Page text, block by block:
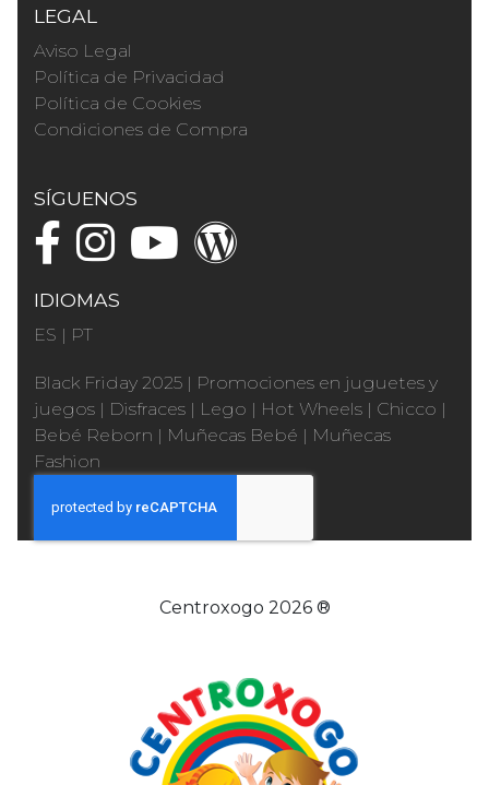
LEGAL
Aviso Legal
Política de Privacidad
Política de Cookies
Condiciones de Compra
SÍGUENOS
IDIOMAS
ES | PT
Black Friday 2025 | Promociones en juguetes y
juegos | Disfraces | Lego | Hot Wheels | Chicco |
Bebé Reborn | Muñecas Bebé | Muñecas
Fashion
Centroxogo 2026 ®